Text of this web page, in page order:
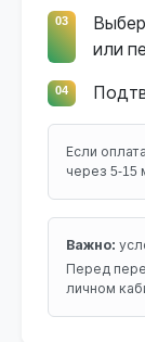
03
или
04
Если
через 5-15
Важно:
Перед
личном